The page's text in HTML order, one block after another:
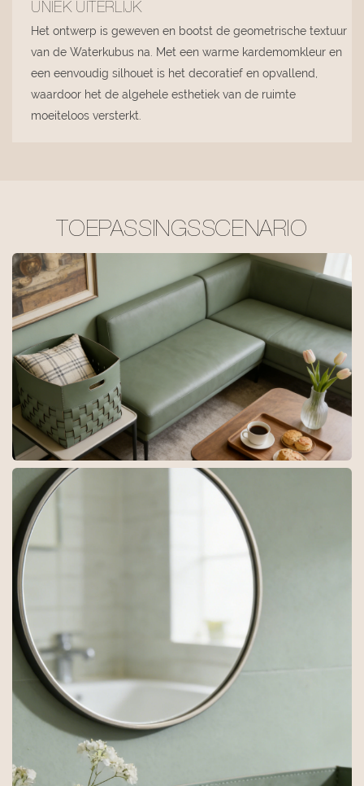
UNIEK UITERLIJK
Het ontwerp is geweven en bootst de geometrische textuur
van de Waterkubus na. Met een warme kardemomkleur en
een eenvoudig silhouet is het decoratief en opvallend,
waardoor het de algehele esthetiek van de ruimte
moeiteloos versterkt.
TOEPASSINGSSCENARIO